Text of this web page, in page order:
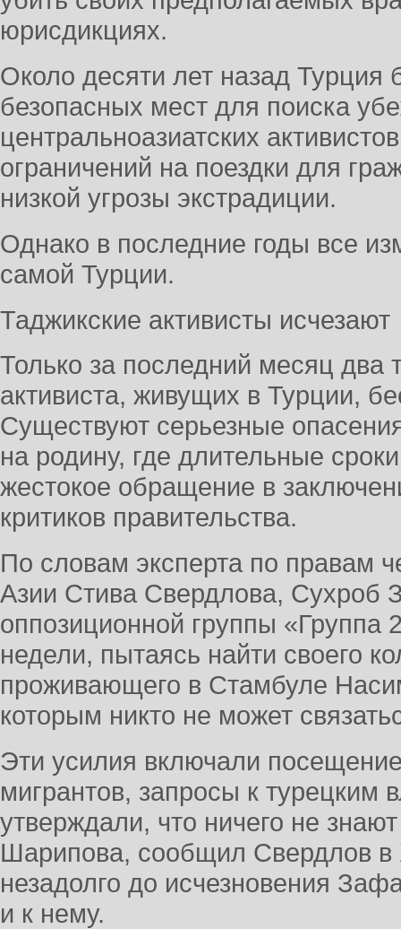
юрисдикциях.
Около десяти лет назад
безопасных мест для поиска
центральноазиатских
ограничений на поездки для
низкой угрозы экстрадиции.
Однако в последние годы все
самой Турции.
Таджикские активисты исчезают
Только за последний месяц два
активиста, живущих в Турции,
Существуют серьезные
на родину, где длительные
жестокое обращение в
критиков правительства.
По словам эксперта по правам
Азии Стива Свердлова, Сухроб
оппозиционной группы «Группа
недели, пытаясь найти своего
проживающего в Стамбуле
которым никто не может
Эти усилия включали
мигрантов, запросы к турецким
утверждали, что ничего не
Шарипова, сообщил Свердлов в
незадолго до исчезновения
и к нему.